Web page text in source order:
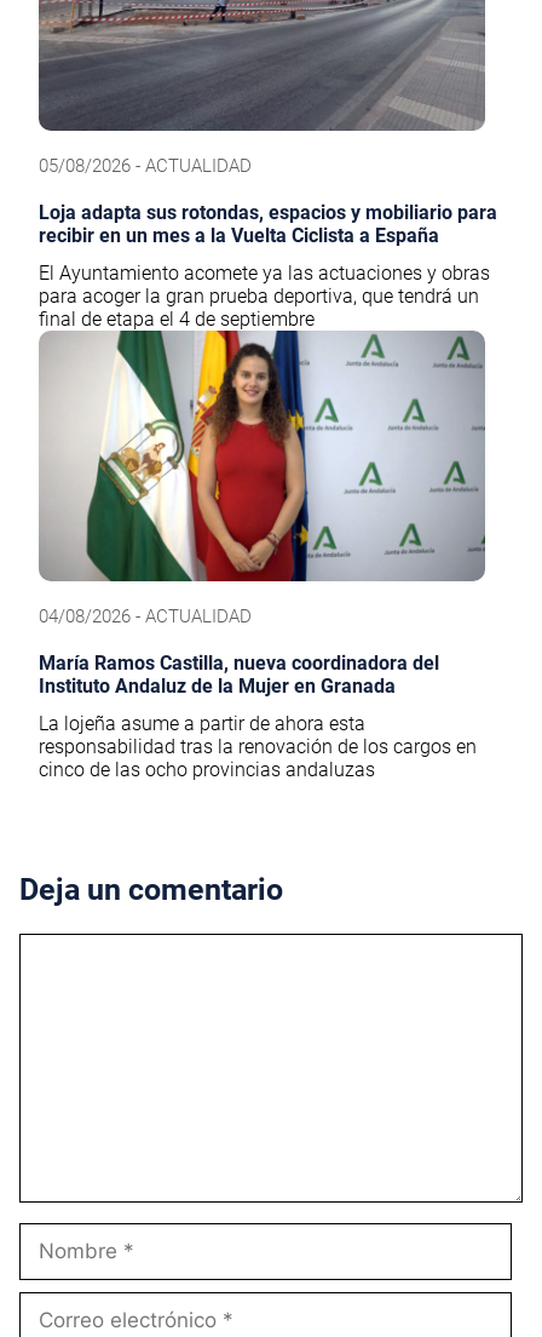
05/08/2026 - ACTUALIDAD
Loja adapta sus rotondas, espacios y mobiliario para
recibir en un mes a la Vuelta Ciclista a España
El Ayuntamiento acomete ya las actuaciones y obras
para acoger la gran prueba deportiva, que tendrá un
final de etapa el 4 de septiembre
04/08/2026 - ACTUALIDAD
María Ramos Castilla, nueva coordinadora del
Instituto Andaluz de la Mujer en Granada
La lojeña asume a partir de ahora esta
responsabilidad tras la renovación de los cargos en
cinco de las ocho provincias andaluzas
Deja un comentario